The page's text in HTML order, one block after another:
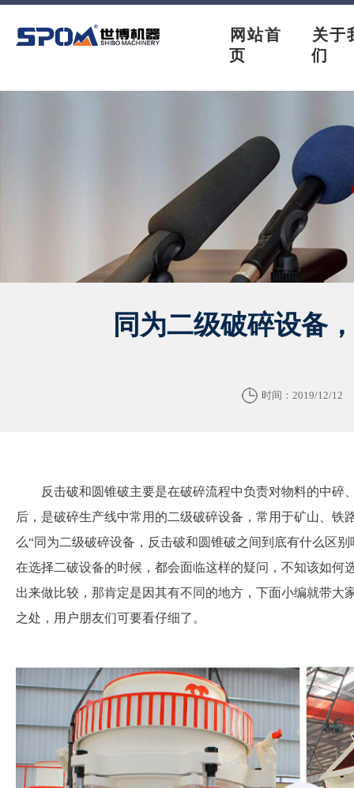
网站首
页
关于
们
同为二级破碎设备
时间：2019/12/12
反击破和圆锥破主要是在破碎流程中负责对物料的中碎
后，是破碎生产线中常用的二级破碎设备，常用于矿山、铁
么“同为二级破碎设备，反击破和圆锥破之间到底有什么区
在选择二破设备的时候，都会面临这样的疑问，不知该如何
出来做比较，那肯定是因其有不同的地方，下面小编就带大
之处，用户朋友们可要看仔细了。